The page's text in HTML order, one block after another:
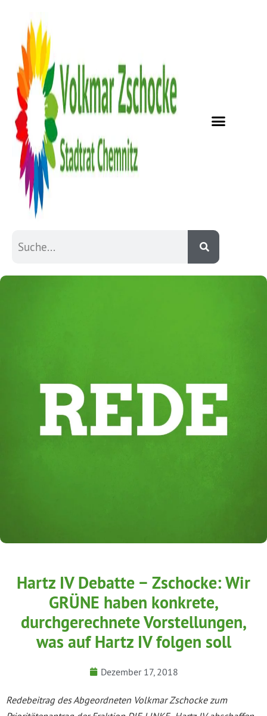
Hartz IV Debatte − Zschocke: Wir
GRÜNE haben konkrete,
durchgerechnete Vorstellungen,
was auf Hartz IV folgen soll
Dezember 17, 2018
Redebeitrag des Abgeordneten Volkmar Zschocke zum